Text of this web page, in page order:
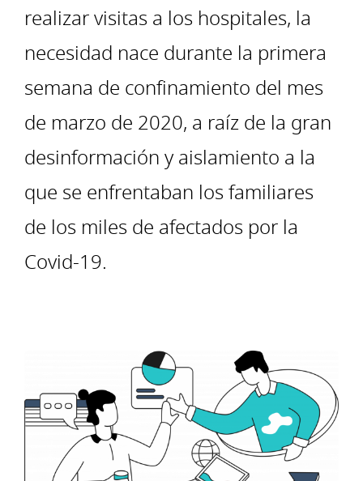
realizar visitas a los hospitales, la
necesidad nace durante la primera
semana de confinamiento del mes
de marzo de 2020, a raíz de la gran
desinformación y aislamiento a la
que se enfrentaban los familiares
de los miles de afectados por la
Covid-19.